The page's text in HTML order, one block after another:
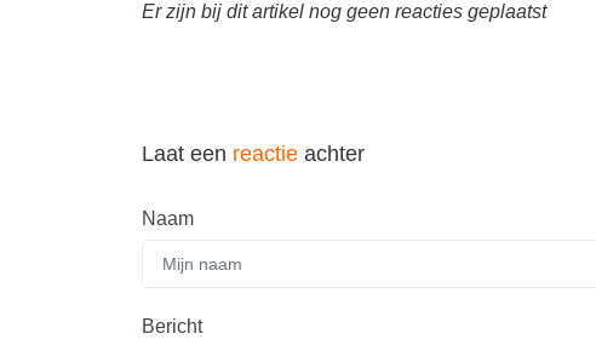
Er zijn bij dit artikel nog geen reacties geplaatst
Laat een reactie achter
Naam
Bericht